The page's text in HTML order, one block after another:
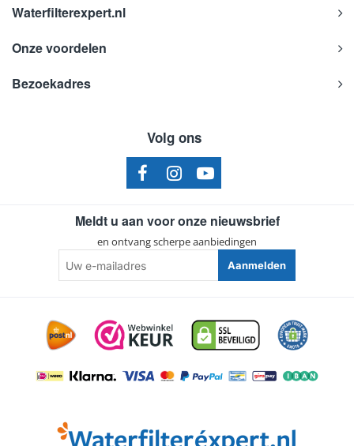
Waterfilterexpert.nl
Onze voordelen
Bezoekadres
Volg ons
Meldt u aan voor onze nieuwsbrief
en ontvang scherpe aanbiedingen
e-
mailadres
Aanmelden